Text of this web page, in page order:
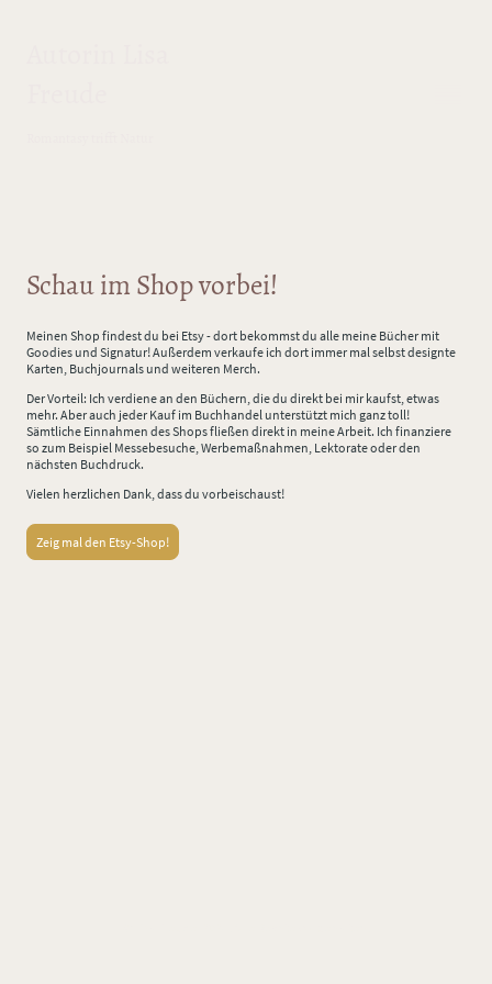
Schau im Shop vorbei!
Meinen Shop findest du bei Etsy - dort bekommst du alle meine Bücher mit
Goodies und Signatur! Außerdem verkaufe ich dort immer mal selbst designte
Karten, Buchjournals und weiteren Merch.
Der Vorteil: Ich verdiene an den Büchern, die du direkt bei mir kaufst, etwas
mehr. Aber auch jeder Kauf im Buchhandel unterstützt mich ganz toll!
Sämtliche Einnahmen des Shops fließen direkt in meine Arbeit. Ich finanziere
so zum Beispiel Messebesuche, Werbemaßnahmen, Lektorate oder den
nächsten Buchdruck.
Vielen herzlichen Dank, dass du vorbeischaust!
Zeig mal den Etsy-Shop!